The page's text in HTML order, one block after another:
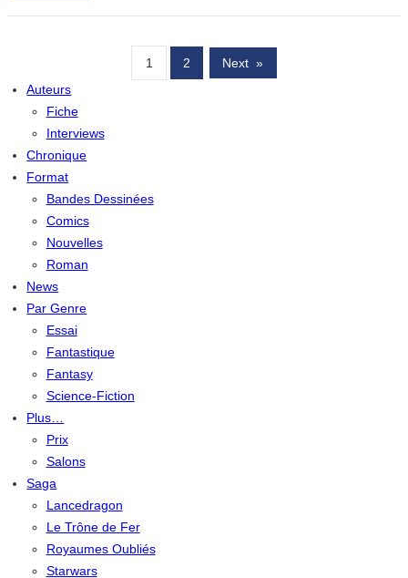
1 2 Next »
Auteurs
Fiche
Interviews
Chronique
Format
Bandes Dessinées
Comics
Nouvelles
Roman
News
Par Genre
Essai
Fantastique
Fantasy
Science-Fiction
Plus…
Prix
Salons
Saga
Lancedragon
Le Trône de Fer
Royaumes Oubliés
Starwars